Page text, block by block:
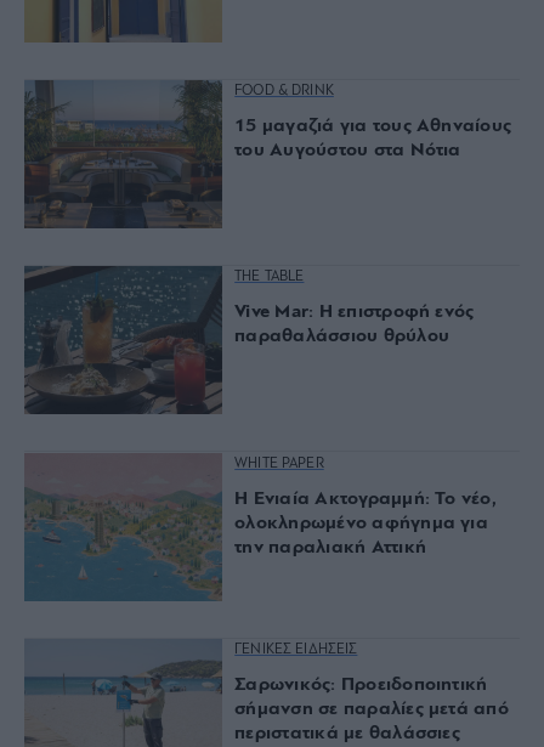
FOOD & DRINK
15 μαγαζιά για τους Αθηναίους
του Αυγούστου στα Νότια
THE TABLE
Vive Mar: Η επιστροφή ενός
παραθαλάσσιου θρύλου
WHITE PAPER
Η Ενιαία Ακτογραμμή: Το νέο,
ολοκληρωμένο αφήγημα για
την παραλιακή Αττική
ΓΕΝΙΚΕΣ ΕΙΔΗΣΕΙΣ
Σαρωνικός: Προειδοποιητική
σήμανση σε παραλίες μετά από
περιστατικά με θαλάσσιες